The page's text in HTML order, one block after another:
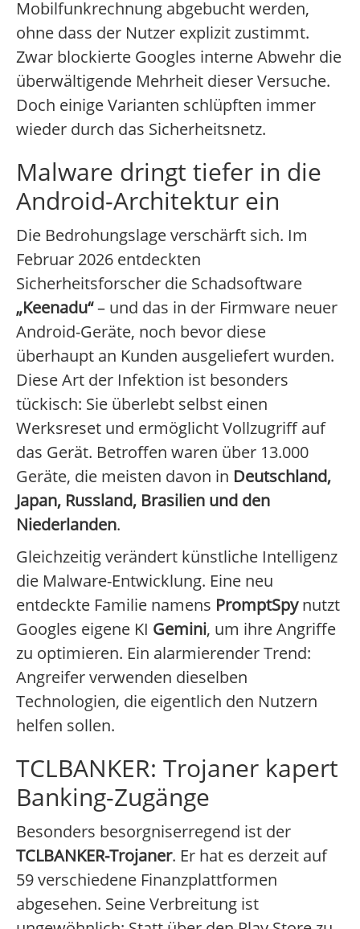
Mobilfunkrechnung abgebucht werden,
ohne dass der Nutzer explizit zustimmt.
Zwar blockierte Googles interne Abwehr die
überwältigende Mehrheit dieser Versuche.
Doch einige Varianten schlüpften immer
wieder durch das Sicherheitsnetz.
Malware dringt tiefer in die
Android-Architektur ein
Die Bedrohungslage verschärft sich. Im
Februar 2026 entdeckten
Sicherheitsforscher die Schadsoftware
„Keenadu“– und das in der Firmware neuer
Android-Geräte, noch bevor diese
überhaupt an Kunden ausgeliefert wurden.
Diese Art der Infektion ist besonders
tückisch: Sie überlebt selbst einen
Werksreset und ermöglicht Vollzugriff auf
das Gerät. Betroffen waren über 13.000
Geräte, die meisten davon in Deutschland,
Japan, Russland, Brasilien und den
Niederlanden.
Gleichzeitig verändert künstliche Intelligenz
die Malware-Entwicklung. Eine neu
entdeckte Familie namens PromptSpynutzt
Googles eigene KI Gemini, um ihre Angriffe
zu optimieren. Ein alarmierender Trend:
Angreifer verwenden dieselben
Technologien, die eigentlich den Nutzern
helfen sollen.
TCLBANKER: Trojaner kapert
Banking-Zugänge
Besonders besorgniserregend ist der
TCLBANKER-Trojaner. Er hat es derzeit auf
59 verschiedene Finanzplattformen
abgesehen. Seine Verbreitung ist